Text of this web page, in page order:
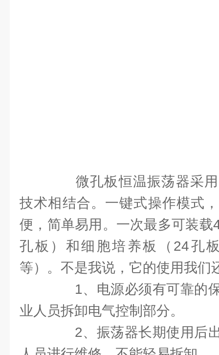
微孔板恒温振荡器采用
技术相结合。一键式操作模式
便，简单易用。一次最多可装
孔板）和细胞培养板（24孔
等）。不是我说，它的使用我们
1、电源必须有可靠的保
业人员拆卸电气控制部分。
2、振荡器长期使用后出